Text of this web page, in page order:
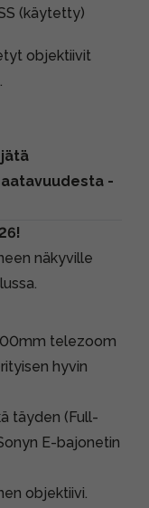
(käytetty)
objektiivit
-
näkyville
telezoom
hyvin
täyden (Full-
E-bajonetin
objektiivi.